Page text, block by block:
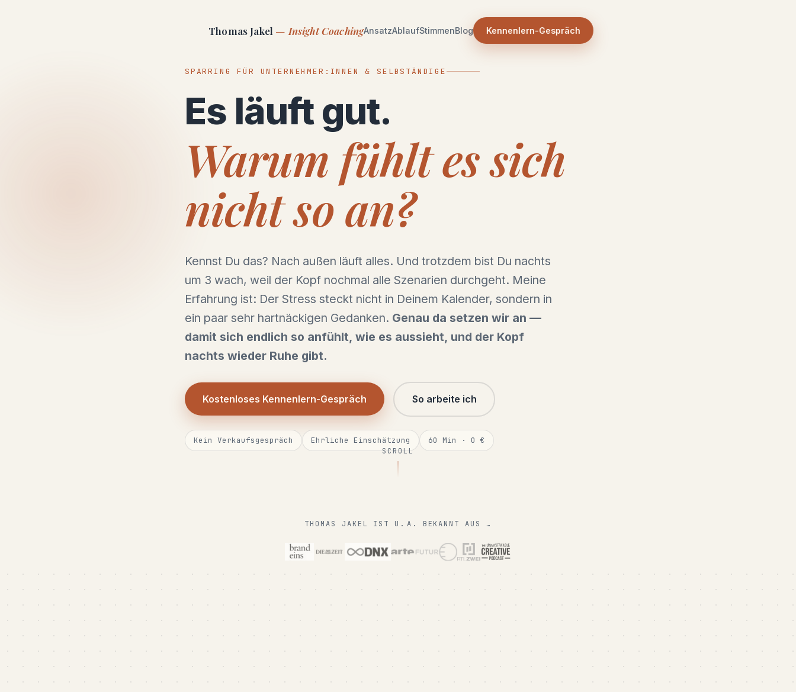
Thomas Jakel — Insight CoachingAnsatzAblaufStimmenBlog Kennenlern-Gespräch
SPARRING FÜR UNTERNEHMER:INNEN & SELBSTÄNDIGE
Es läuft gut.
Warum fühlt es sich
nicht so an?
Kennst Du das? Nach außen läuft alles. Und trotzdem bist Du nachts
um 3 wach, weil der Kopf nochmal alle Szenarien durchgeht. Meine
Erfahrung ist: Der Stress steckt nicht in Deinem Kalender, sondern in
ein paar sehr hartnäckigen Gedanken. Genau da setzen wir an —
damit sich endlich so anfühlt, wie es aussieht, und der Kopf
nachts wieder Ruhe gibt.
Kostenloses Kennenlern-Gespräch So arbeite ich
Kein Verkaufsgespräch Ehrliche Einschätzung 60 Min · 0 €
SCROLL
THOMAS JAKEL IST U. A. BEKANNT AUS …